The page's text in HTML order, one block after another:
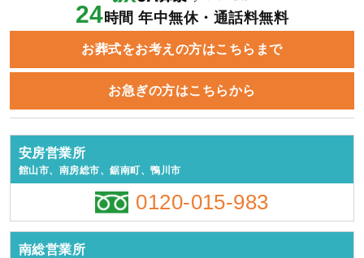
24時間 年中無休・通話料無料
お葬式をお考えの方はこちらまで
お急ぎの方はこちらから
安房営業所
館山市、南房総市、鋸南町、鴨川市
0120-015-983
南総営業所